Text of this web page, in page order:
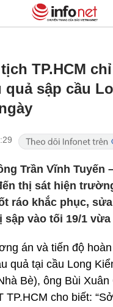
TP.HCM
quả sập cầu
Trần Vĩnh Tuyến
thị sát hiện
ráo khắc phục,
sập vào tối 19/1 vừa
án và tiến độ
quả tại cầu Long
Bè), ông Bùi
TP.HCM cho biết: